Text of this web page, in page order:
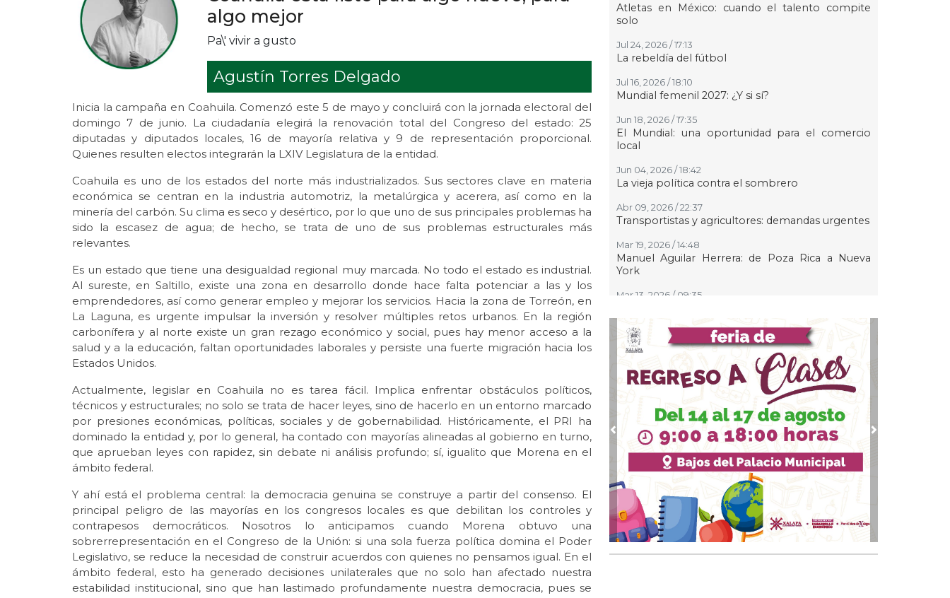
algo mejor
Pa\' vivir a gusto
Agustín Torres Delgado
Inicia la campaña en Coahuila. Comenzó este 5 de mayo y concluirá con la jornada electoral del
domingo 7 de junio. La ciudadanía elegirá la renovación total del Congreso del estado: 25
diputadas y diputados locales, 16 de mayoría relativa y 9 de representación proporcional.
Quienes resulten electos integrarán la LXIV Legislatura de la entidad.
Coahuila es uno de los estados del norte más industrializados. Sus sectores clave en materia
económica se centran en la industria automotriz, la metalúrgica y acerera, así como en la
minería del carbón. Su clima es seco y desértico, por lo que uno de sus principales problemas ha
sido la escasez de agua; de hecho, se trata de uno de sus problemas estructurales más
relevantes.
Es un estado que tiene una desigualdad regional muy marcada. No todo el estado es industrial.
Al sureste, en Saltillo, existe una zona en desarrollo donde hace falta potenciar a las y los
emprendedores, así como generar empleo y mejorar los servicios. Hacia la zona de Torreón, en
La Laguna, es urgente impulsar la inversión y resolver múltiples retos urbanos. En la región
carbonífera y al norte existe un gran rezago económico y social, pues hay menor acceso a la
salud y a la educación, faltan oportunidades laborales y persiste una fuerte migración hacia los
Estados Unidos.
Actualmente, legislar en Coahuila no es tarea fácil. Implica enfrentar obstáculos políticos,
técnicos y estructurales; no solo se trata de hacer leyes, sino de hacerlo en un entorno marcado
por presiones económicas, políticas, sociales y de gobernabilidad. Históricamente, el PRI ha
dominado la entidad y, por lo general, ha contado con mayorías alineadas al gobierno en turno,
que aprueban leyes con rapidez, sin debate ni análisis profundo; sí, igualito que Morena en el
ámbito federal.
Y ahí está el problema central: la democracia genuina se construye a partir del consenso. El
principal peligro de las mayorías en los congresos locales es que debilitan los controles y
contrapesos democráticos. Nosotros lo anticipamos cuando Morena obtuvo una
sobrerrepresentación en el Congreso de la Unión: si una sola fuerza política domina el Poder
Legislativo, se reduce la necesidad de construir acuerdos con quienes no pensamos igual. En el
ámbito federal, esto ha generado decisiones unilaterales que no solo han afectado nuestra
estabilidad institucional, sino que han lastimado profundamente nuestra democracia, pues se
Atletas en México: cuando el talento compite
solo
Jul 24, 2026 / 17:13
La rebeldía del fútbol
Jul 16, 2026 / 18:10
Mundial femenil 2027: ¿Y si sí?
Jun 18, 2026 / 17:35
El Mundial: una oportunidad para el comercio
local
Jun 04, 2026 / 18:42
La vieja política contra el sombrero
Abr 09, 2026 / 22:37
Transportistas y agricultores: demandas urgentes
Mar 19, 2026 / 14:48
Manuel Aguilar Herrera: de Poza Rica a Nueva
York
Mar 13, 2026 / 09:35
Ene 15, 2026 / 14:07
Star Wars como advertencia política
Ene 08, 2026 / 11:30
Movimiento Ciudadano en su mejor momento
Dic 25, 2025 / 10:37
Diciembre con sabor a Veracruz
Nov 13, 2025 / 11:04
Jalisco y Nuevo León: orgullo naranja
Oct 09, 2025 / 13:34
La Gallega: Otro ecocidio en tiempos de 4T
Oct 02, 2025 / 11:48
Ley de Desamparo
Sep 26, 2025 / 09:15
Previous Next